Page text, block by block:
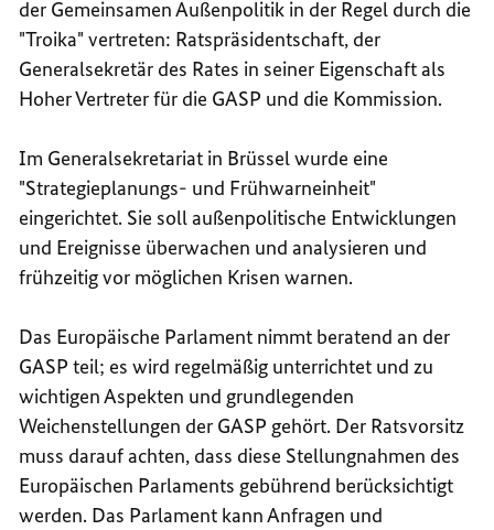
der Gemeinsamen Außenpolitik in der Regel durch die
"Troika" vertreten: Ratspräsidentschaft, der
Generalsekretär des Rates in seiner Eigenschaft als
Hoher Vertreter für die GASP und die Kommission.
Im Generalsekretariat in Brüssel wurde eine
"Strategieplanungs- und Frühwarneinheit"
eingerichtet. Sie soll außenpolitische Entwicklungen
und Ereignisse überwachen und analysieren und
frühzeitig vor möglichen Krisen warnen.
Das Europäische Parlament nimmt beratend an der
GASP teil; es wird regelmäßig unterrichtet und zu
wichtigen Aspekten und grundlegenden
Weichenstellungen der GASP gehört. Der Ratsvorsitz
muss darauf achten, dass diese Stellungnahmen des
Europäischen Parlaments gebührend berücksichtigt
werden. Das Parlament kann Anfragen und